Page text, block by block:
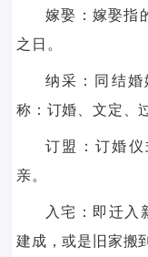
嫁娶：嫁娶指
之日。
纳采：同结
称：订婚、文定、
订盟：订婚
亲。
入宅：即迁入
建成，或是旧家搬